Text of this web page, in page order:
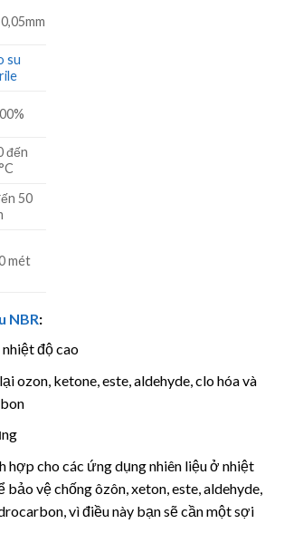
su
đến
50
mét
NBR:
độ cao
ozon, ketone, este, aldehyde, clo hóa và
hợp cho các ứng dụng nhiên liệu ở nhiệt
bảo vệ chống ôzôn, xeton, este, aldehyde,
vì điều này bạn sẽ cần một sợi